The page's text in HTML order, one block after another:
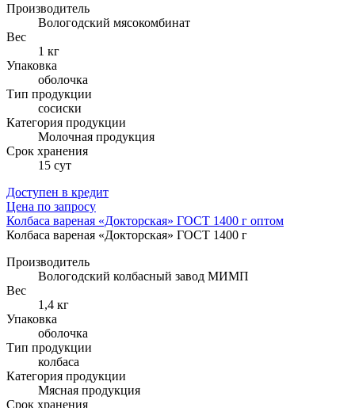
Производитель
Вологодский мясокомбинат
Вес
1 кг
Упаковка
оболочка
Тип продукции
сосиски
Категория продукции
Молочная продукция
Cрок хранения
15 сут
Доступен в кредит
Цена по запросу
Колбаса вареная «Докторская» ГОСТ 1400 г оптом
Колбаса вареная «Докторская» ГОСТ 1400 г
Производитель
Вологодский колбасный завод МИМП
Вес
1,4 кг
Упаковка
оболочка
Тип продукции
колбаса
Категория продукции
Мясная продукция
Cрок хранения